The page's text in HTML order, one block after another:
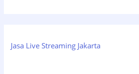
Jasa Live Streaming Jakarta